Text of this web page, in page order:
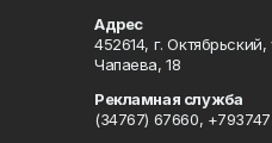
Адрес
452614, г. Октябрьский,
Чапаева, 18
Рекламная служба
(34767) 67660,